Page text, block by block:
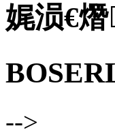
娓涢€
-->